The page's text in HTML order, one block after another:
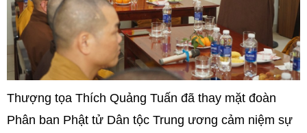
Thượng tọa Thích Quảng Tuấn đã thay mặt đoàn
Phân ban Phật tử Dân tộc Trung ương cảm niệm sự